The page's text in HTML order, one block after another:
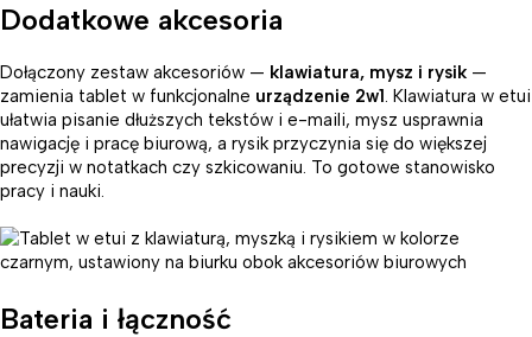
Dodatkowe akcesoria
Dołączony zestaw akcesoriów — klawiatura, mysz i rysik —
zamienia tablet w funkcjonalne urządzenie 2w1. Klawiatura w etui
ułatwia pisanie dłuższych tekstów i e-maili, mysz usprawnia
nawigację i pracę biurową, a rysik przyczynia się do większej
precyzji w notatkach czy szkicowaniu. To gotowe stanowisko
pracy i nauki.
Bateria i łączność